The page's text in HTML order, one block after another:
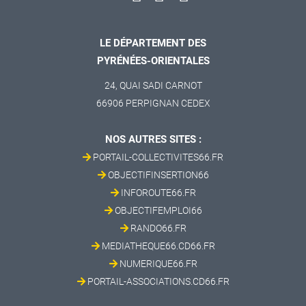
LE DÉPARTEMENT DES
PYRÉNÉES-ORIENTALES
24, QUAI SADI CARNOT
66906 PERPIGNAN CEDEX
NOS AUTRES SITES :
PORTAIL-COLLECTIVITES66.FR
OBJECTIFINSERTION66
INFOROUTE66.FR
OBJECTIFEMPLOI66
RANDO66.FR
MEDIATHEQUE66.CD66.FR
NUMERIQUE66.FR
PORTAIL-ASSOCIATIONS.CD66.FR